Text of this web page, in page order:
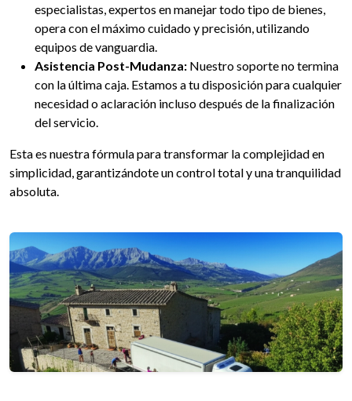
especialistas, expertos en manejar todo tipo de bienes,
opera con el máximo cuidado y precisión, utilizando
equipos de vanguardia.
Asistencia Post-Mudanza: Nuestro soporte no termina
con la última caja. Estamos a tu disposición para cualquier
necesidad o aclaración incluso después de la finalización
del servicio.
Esta es nuestra fórmula para transformar la complejidad en
simplicidad, garantizándote un control total y una tranquilidad
absoluta.